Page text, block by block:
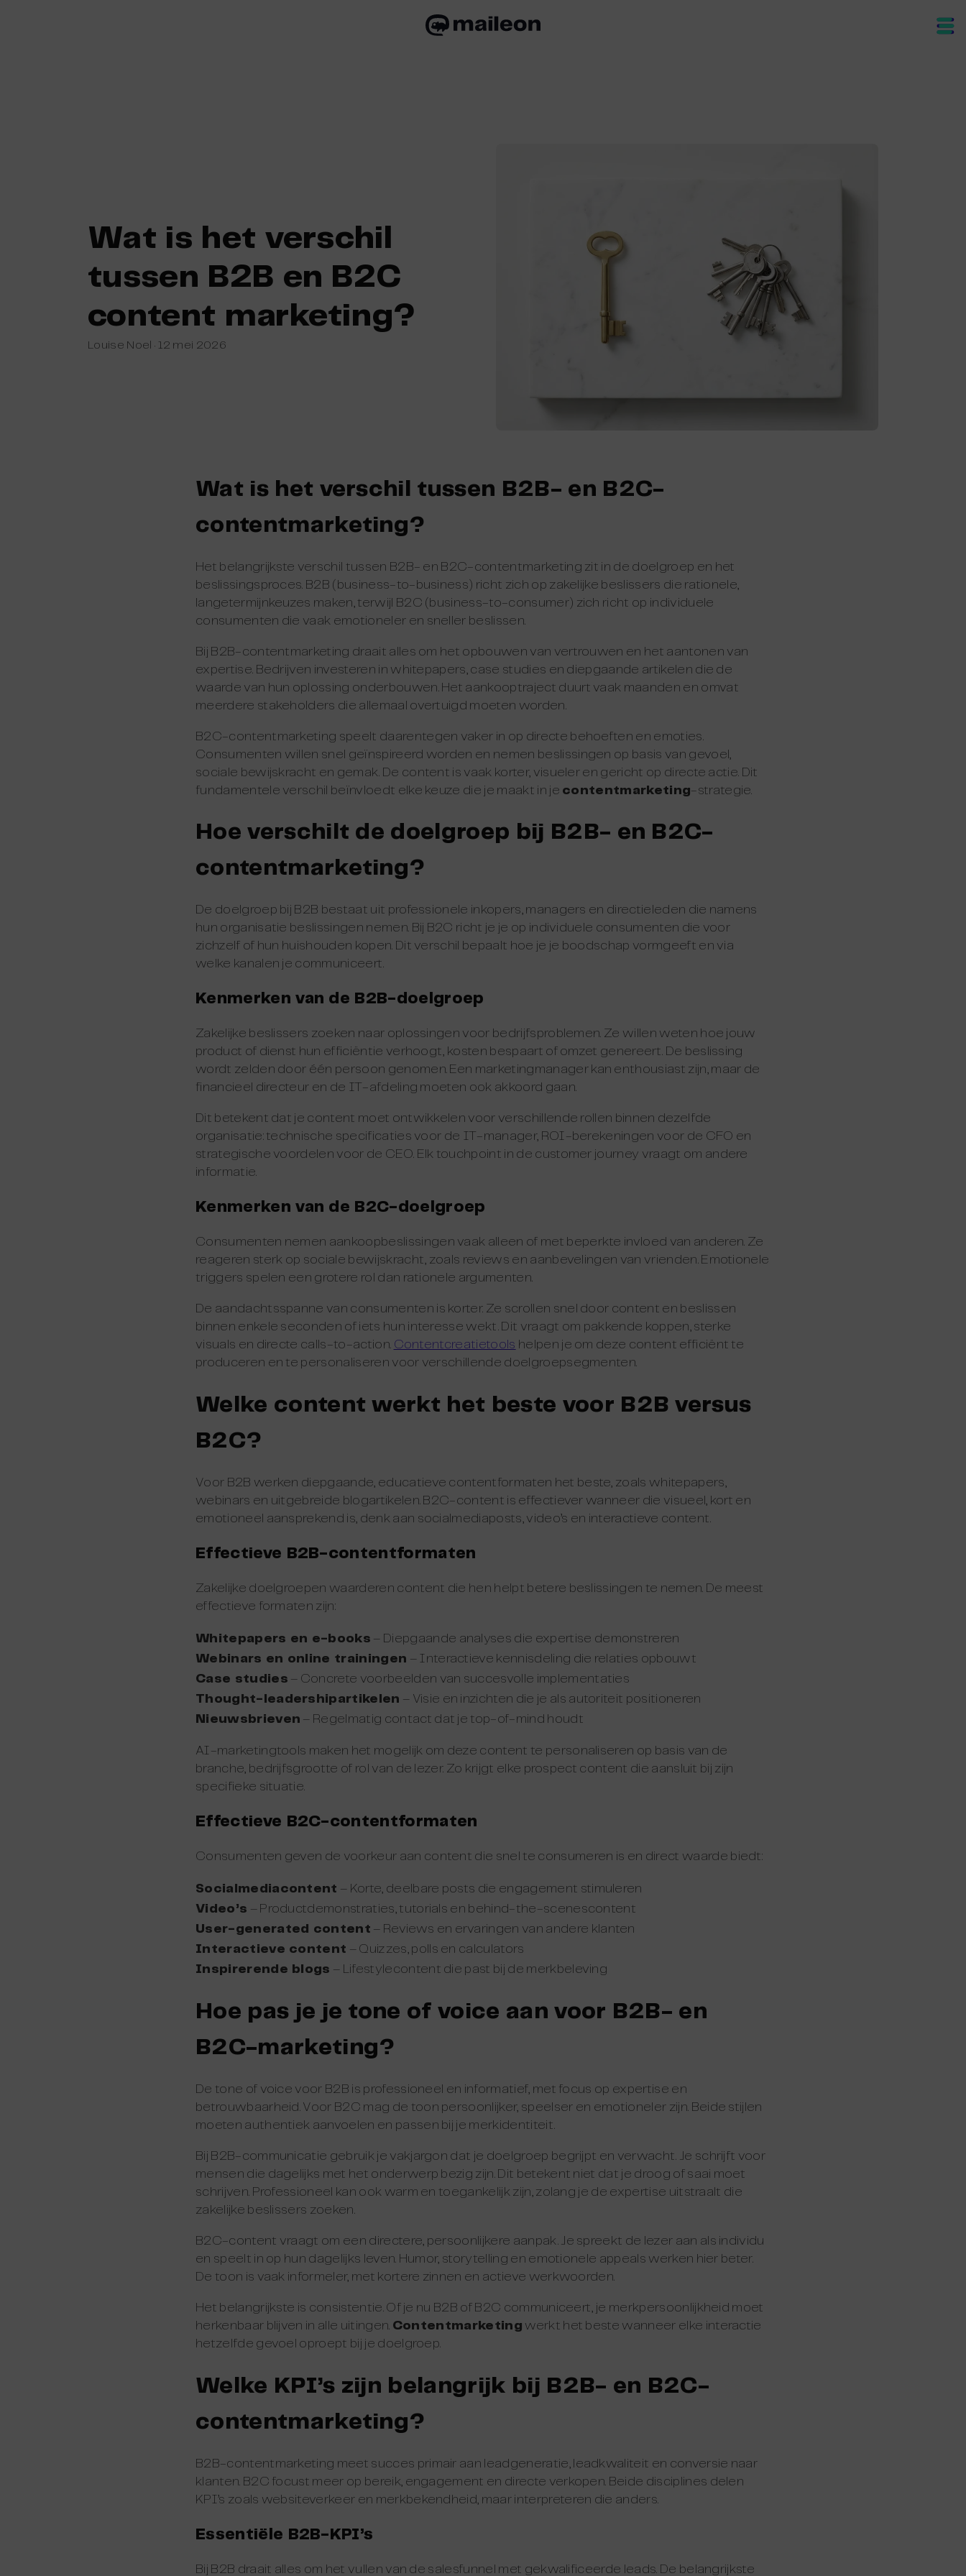
Wat is het verschil
tussen B2B en B2C
content marketing?
Louise Noel · 12 mei 2026
Wat is het verschil tussen B2B- en B2C-
contentmarketing?
Het belangrijkste verschil tussen B2B- en B2C-contentmarketing zit in de doelgroep en het
beslissingsproces. B2B (business-to-business) richt zich op zakelijke beslissers die rationele,
langetermijnkeuzes maken, terwijl B2C (business-to-consumer) zich richt op individuele
consumenten die vaak emotioneler en sneller beslissen.
Bij B2B-contentmarketing draait alles om het opbouwen van vertrouwen en het aantonen van
expertise. Bedrijven investeren in whitepapers, case studies en diepgaande artikelen die de
waarde van hun oplossing onderbouwen. Het aankooptraject duurt vaak maanden en omvat
meerdere stakeholders die allemaal overtuigd moeten worden.
B2C-contentmarketing speelt daarentegen vaker in op directe behoeften en emoties.
Consumenten willen snel geïnspireerd worden en nemen beslissingen op basis van gevoel,
sociale bewijskracht en gemak. De content is vaak korter, visueler en gericht op directe actie. Dit
fundamentele verschil beïnvloedt elke keuze die je maakt in je contentmarketing-strategie.
Hoe verschilt de doelgroep bij B2B- en B2C-
contentmarketing?
De doelgroep bij B2B bestaat uit professionele inkopers, managers en directieleden die namens
hun organisatie beslissingen nemen. Bij B2C richt je je op individuele consumenten die voor
zichzelf of hun huishouden kopen. Dit verschil bepaalt hoe je je boodschap vormgeeft en via
welke kanalen je communiceert.
Kenmerken van de B2B-doelgroep
Zakelijke beslissers zoeken naar oplossingen voor bedrijfsproblemen. Ze willen weten hoe jouw
product of dienst hun efficiëntie verhoogt, kosten bespaart of omzet genereert. De beslissing
wordt zelden door één persoon genomen. Een marketingmanager kan enthousiast zijn, maar de
financieel directeur en de IT-afdeling moeten ook akkoord gaan.
Dit betekent dat je content moet ontwikkelen voor verschillende rollen binnen dezelfde
organisatie: technische specificaties voor de IT-manager, ROI-berekeningen voor de CFO en
strategische voordelen voor de CEO. Elk touchpoint in de customer journey vraagt om andere
informatie.
Kenmerken van de B2C-doelgroep
Consumenten nemen aankoopbeslissingen vaak alleen of met beperkte invloed van anderen. Ze
reageren sterk op sociale bewijskracht, zoals reviews en aanbevelingen van vrienden. Emotionele
triggers spelen een grotere rol dan rationele argumenten.
De aandachtsspanne van consumenten is korter. Ze scrollen snel door content en beslissen
binnen enkele seconden of iets hun interesse wekt. Dit vraagt om pakkende koppen, sterke
visuals en directe calls-to-action. Contentcreatietools helpen je om deze content efficiënt te
produceren en te personaliseren voor verschillende doelgroepsegmenten.
Welke content werkt het beste voor B2B versus
B2C?
Voor B2B werken diepgaande, educatieve contentformaten het beste, zoals whitepapers,
webinars en uitgebreide blogartikelen. B2C-content is effectiever wanneer die visueel, kort en
emotioneel aansprekend is, denk aan socialmediaposts, video’s en interactieve content.
Effectieve B2B-contentformaten
Zakelijke doelgroepen waarderen content die hen helpt betere beslissingen te nemen. De meest
effectieve formaten zijn:
Whitepapers en e-books – Diepgaande analyses die expertise demonstreren
Webinars en online trainingen – Interactieve kennisdeling die relaties opbouwt
Case studies – Concrete voorbeelden van succesvolle implementaties
Thought-leadershipartikelen – Visie en inzichten die je als autoriteit positioneren
Nieuwsbrieven – Regelmatig contact dat je top-of-mind houdt
AI-marketingtools maken het mogelijk om deze content te personaliseren op basis van de
branche, bedrijfsgrootte of rol van de lezer. Zo krijgt elke prospect content die aansluit bij zijn
specifieke situatie.
Effectieve B2C-contentformaten
Consumenten geven de voorkeur aan content die snel te consumeren is en direct waarde biedt:
Socialmediacontent – Korte, deelbare posts die engagement stimuleren
Video’s – Productdemonstraties, tutorials en behind-the-scenescontent
User-generated content – Reviews en ervaringen van andere klanten
Interactieve content – Quizzes, polls en calculators
Inspirerende blogs – Lifestylecontent die past bij de merkbeleving
Hoe pas je je tone of voice aan voor B2B- en
B2C-marketing?
De tone of voice voor B2B is professioneel en informatief, met focus op expertise en
betrouwbaarheid. Voor B2C mag de toon persoonlijker, speelser en emotioneler zijn. Beide stijlen
moeten authentiek aanvoelen en passen bij je merkidentiteit.
Bij B2B-communicatie gebruik je vakjargon dat je doelgroep begrijpt en verwacht. Je schrijft voor
mensen die dagelijks met het onderwerp bezig zijn. Dit betekent niet dat je droog of saai moet
schrijven. Professioneel kan ook warm en toegankelijk zijn, zolang je de expertise uitstraalt die
zakelijke beslissers zoeken.
B2C-content vraagt om een directere, persoonlijkere aanpak. Je spreekt de lezer aan als individu
en speelt in op hun dagelijks leven. Humor, storytelling en emotionele appeals werken hier beter.
De toon is vaak informeler, met kortere zinnen en actieve werkwoorden.
Het belangrijkste is consistentie. Of je nu B2B of B2C communiceert, je merkpersoonlijkheid moet
herkenbaar blijven in alle uitingen. Contentmarketing werkt het beste wanneer elke interactie
hetzelfde gevoel oproept bij je doelgroep.
Welke KPI’s zijn belangrijk bij B2B- en B2C-
contentmarketing?
B2B-contentmarketing meet succes primair aan leadgeneratie, leadkwaliteit en conversie naar
klanten. B2C focust meer op bereik, engagement en directe verkopen. Beide disciplines delen
KPI’s zoals websiteverkeer en merkbekendheid, maar interpreteren die anders.
Essentiële B2B-KPI’s
Bij B2B draait alles om het vullen van de salesfunnel met gekwalificeerde leads. De belangrijkste